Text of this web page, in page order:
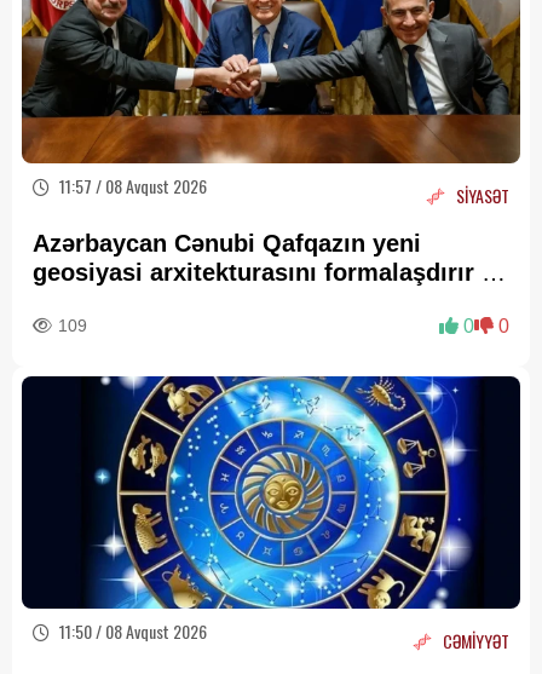
11:57 / 08 Avqust 2026 SİYASƏT
Azərbaycan Cənubi Qafqazın yeni
geosiyasi arxitekturasını formalaşdırır –
109 0 0
11:50 / 08 Avqust 2026 CƏMİYYƏT